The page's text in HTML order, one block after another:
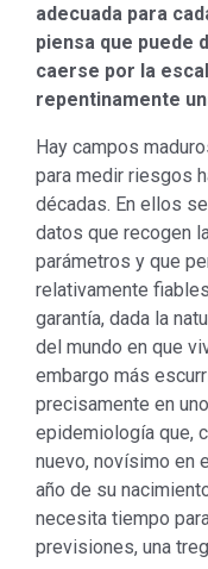
adecuada para
piensa que puede
caerse por la
repentinamente
Hay campos
para medir riesgos
décadas. En ellos
datos que recogen
parámetros y que
relativamente
garantía, dada la
del mundo en que
embargo más
precisamente en
epidemiología que,
nuevo, novísimo en
año de su
necesita tiempo
previsiones, una